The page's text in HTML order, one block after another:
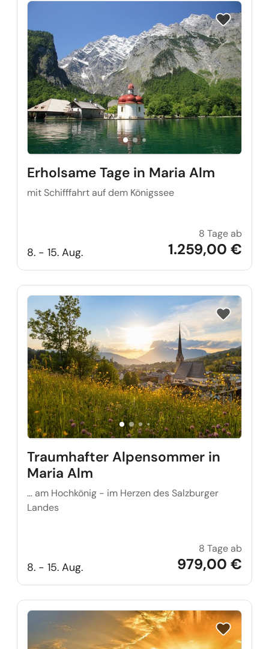
Reise auf
Erholsame Tage in Maria Alm
mit Schifffahrt auf dem Königssee
8. - 15. Aug.
8 Tage ab
1.259,00 €
Reise auf
Traumhafter Alpensommer in
Maria Alm
… am Hochkönig - im Herzen des Salzburger
Landes
8. - 15. Aug.
8 Tage ab
979,00 €
Reise auf